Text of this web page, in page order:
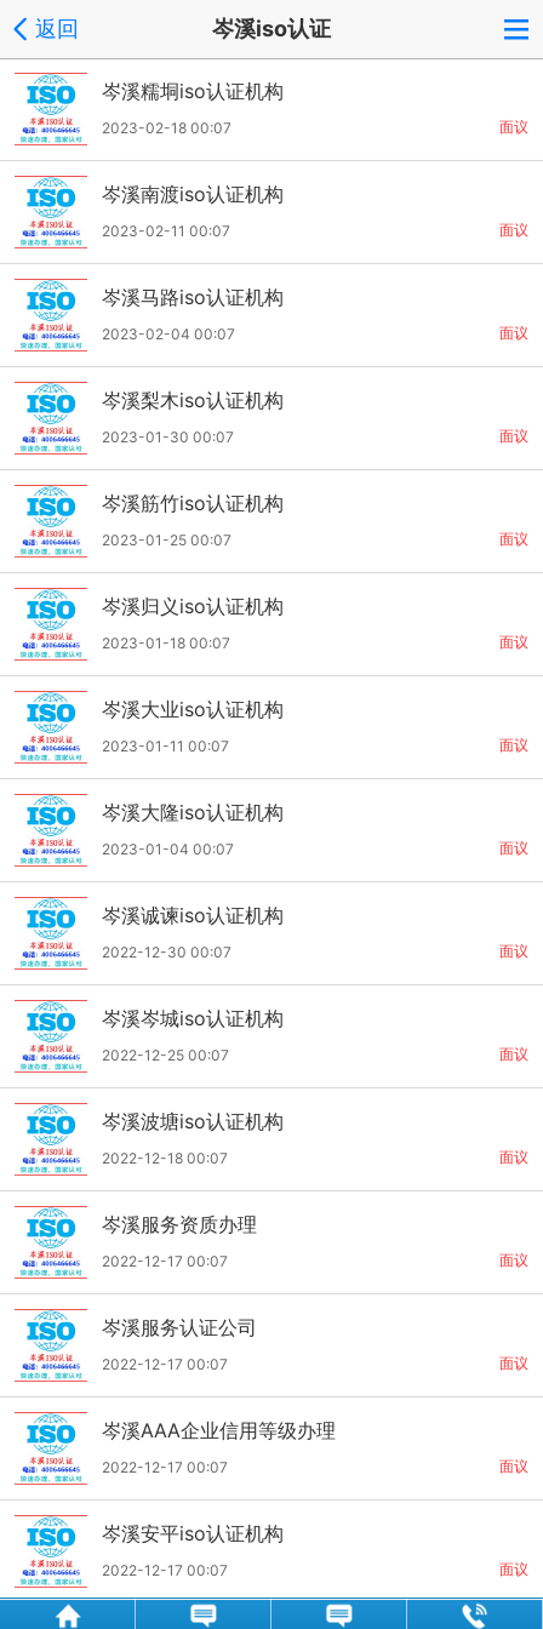
返回 岑溪iso认证
岑溪糯垌iso认证机构
面议
2023-02-18 00:07
岑溪南渡iso认证机构
面议
2023-02-11 00:07
岑溪马路iso认证机构
面议
2023-02-04 00:07
岑溪梨木iso认证机构
面议
2023-01-30 00:07
岑溪筋竹iso认证机构
面议
2023-01-25 00:07
岑溪归义iso认证机构
面议
2023-01-18 00:07
岑溪大业iso认证机构
面议
2023-01-11 00:07
岑溪大隆iso认证机构
面议
2023-01-04 00:07
岑溪诚谏iso认证机构
面议
2022-12-30 00:07
岑溪岑城iso认证机构
面议
2022-12-25 00:07
岑溪波塘iso认证机构
面议
2022-12-18 00:07
岑溪服务资质办理
面议
2022-12-17 00:07
岑溪服务认证公司
面议
2022-12-17 00:07
岑溪AAA企业信用等级办理
面议
2022-12-17 00:07
岑溪安平iso认证机构
面议
2022-12-17 00:07